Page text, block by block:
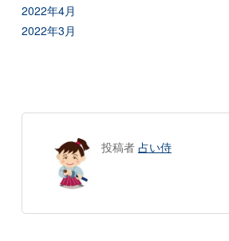
2022年4月
2022年3月
投稿者 占い侍